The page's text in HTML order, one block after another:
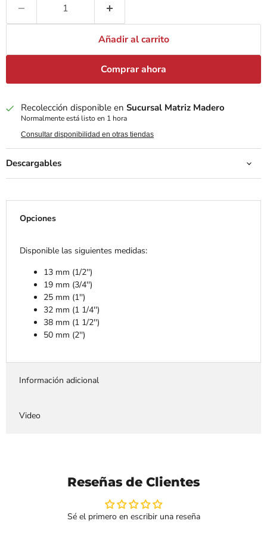
Añadir al carrito
Comprar ahora
Recolección disponible en Sucursal Matriz Madero
Normalmente está listo en 1 hora
Consultar disponibilidad en otras tiendas
Descargables
Opciones
Disponible las siguientes medidas:
13 mm (1/2'')
19 mm (3/4'')
25 mm (1'')
32 mm (1 1/4'')
38 mm (1 1/2'')
50 mm (2'')
Información adicional
Video
Reseñas de Clientes
Sé el primero en escribir una reseña